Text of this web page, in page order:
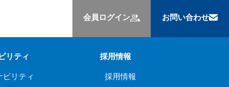
会員ログイン お問い合わせ
リティ
ビリティ
採用情報
採用情報